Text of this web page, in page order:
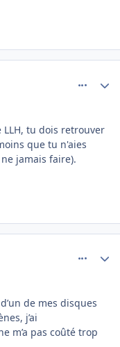
tu dois retrouver
que tu n'aies
jamais faire).
de mes disques
j’ai
m’a pas coûté trop